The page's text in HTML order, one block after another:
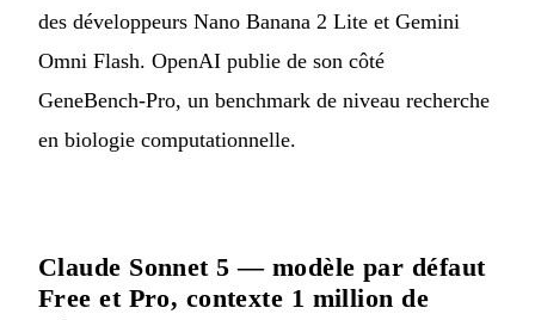
des développeurs Nano Banana 2 Lite et Gemini
Omni Flash. OpenAI publie de son côté
GeneBench-Pro, un benchmark de niveau recherche
en biologie computationnelle.
Claude Sonnet 5 — modèle par défaut
Free et Pro, contexte 1 million de